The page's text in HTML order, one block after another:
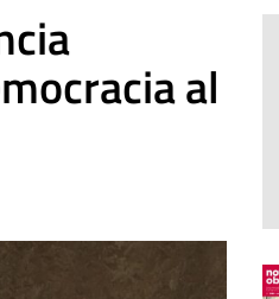
De paso…
Eutopía
El Evangelio del trabajo
al